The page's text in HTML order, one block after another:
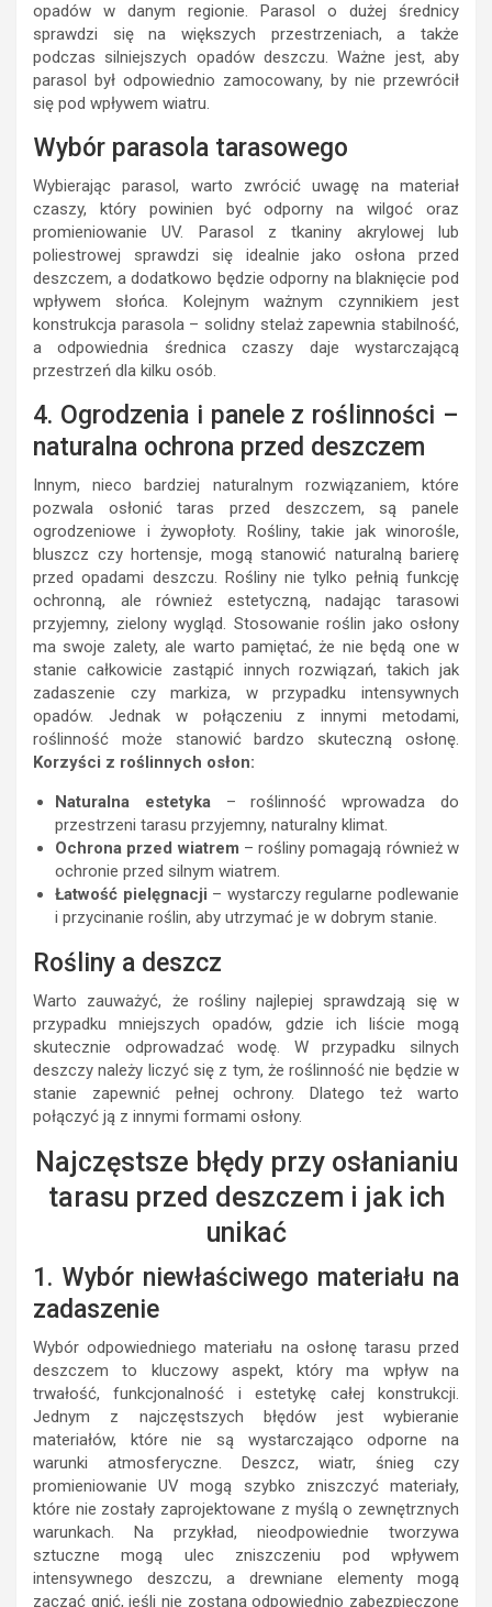
opadów w danym regionie. Parasol o dużej średnicy
sprawdzi się na większych przestrzeniach, a także
podczas silniejszych opadów deszczu. Ważne jest, aby
parasol był odpowiednio zamocowany, by nie przewrócił
się pod wpływem wiatru.
Wybór parasola tarasowego
Wybierając parasol, warto zwrócić uwagę na materiał
czaszy, który powinien być odporny na wilgoć oraz
promieniowanie UV. Parasol z tkaniny akrylowej lub
poliestrowej sprawdzi się idealnie jako osłona przed
deszczem, a dodatkowo będzie odporny na blaknięcie pod
wpływem słońca. Kolejnym ważnym czynnikiem jest
konstrukcja parasola – solidny stelaż zapewnia stabilność,
a odpowiednia średnica czaszy daje wystarczającą
przestrzeń dla kilku osób.
4. Ogrodzenia i panele z roślinności –
naturalna ochrona przed deszczem
Innym, nieco bardziej naturalnym rozwiązaniem, które
pozwala osłonić taras przed deszczem, są panele
ogrodzeniowe i żywopłoty. Rośliny, takie jak winorośle,
bluszcz czy hortensje, mogą stanowić naturalną barierę
przed opadami deszczu. Rośliny nie tylko pełnią funkcję
ochronną, ale również estetyczną, nadając tarasowi
przyjemny, zielony wygląd. Stosowanie roślin jako osłony
ma swoje zalety, ale warto pamiętać, że nie będą one w
stanie całkowicie zastąpić innych rozwiązań, takich jak
zadaszenie czy markiza, w przypadku intensywnych
opadów. Jednak w połączeniu z innymi metodami,
roślinność może stanowić bardzo skuteczną osłonę.
Korzyści z roślinnych osłon:
Naturalna estetyka– roślinność wprowadza do
przestrzeni tarasu przyjemny, naturalny klimat.
Ochrona przed wiatrem – rośliny pomagają również w
ochronie przed silnym wiatrem.
Łatwość pielęgnacji – wystarczy regularne podlewanie
i przycinanie roślin, aby utrzymać je w dobrym stanie.
Rośliny a deszcz
Warto zauważyć, że rośliny najlepiej sprawdzają się w
przypadku mniejszych opadów, gdzie ich liście mogą
skutecznie odprowadzać wodę. W przypadku silnych
deszczy należy liczyć się z tym, że roślinność nie będzie w
stanie zapewnić pełnej ochrony. Dlatego też warto
połączyć ją z innymi formami osłony.
Najczęstsze błędy przy osłanianiu
tarasu przed deszczem i jak ich
unikać
1. Wybór niewłaściwego materiału na
zadaszenie
Wybór odpowiedniego materiału na osłonę tarasu przed
deszczem to kluczowy aspekt, który ma wpływ na
trwałość, funkcjonalność i estetykę całej konstrukcji.
Jednym z najczęstszych błędów jest wybieranie
materiałów, które nie są wystarczająco odporne na
warunki atmosferyczne. Deszcz, wiatr, śnieg czy
promieniowanie UV mogą szybko zniszczyć materiały,
które nie zostały zaprojektowane z myślą o zewnętrznych
warunkach. Na przykład, nieodpowiednie tworzywa
sztuczne mogą ulec zniszczeniu pod wpływem
intensywnego deszczu, a drewniane elementy mogą
zacząć gnić, jeśli nie zostaną odpowiednio zabezpieczone